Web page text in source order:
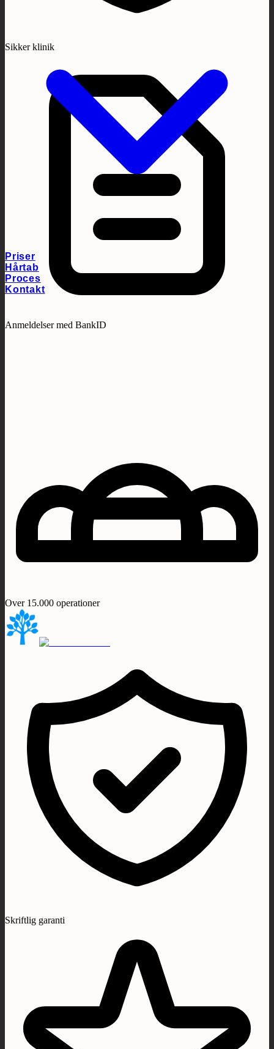
Priser
Hårtab
Proces
Kontakt
Sikker klinik
Anmeldelser med BankID
Over 15.000 operationer
Skriftlig garanti